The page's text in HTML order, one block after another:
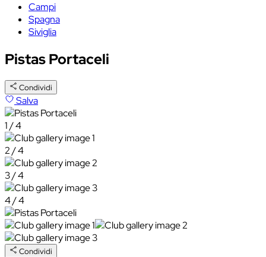
Campi
Spagna
Siviglia
Pistas Portaceli
Condividi
Salva
1 / 4
2 / 4
3 / 4
4 / 4
Condividi